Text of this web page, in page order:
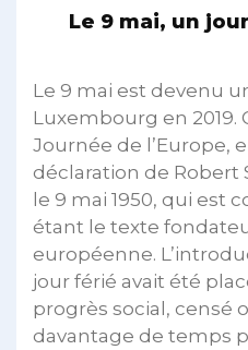
Le 9 mai, un
Le 9 mai est devenu
Luxembourg en 2019.
Journée de l’Europe,
déclaration de Robert
le 9 mai 1950, qui est
étant le texte
européenne.
jour férié avait été
progrès social, censé
davantage de temps